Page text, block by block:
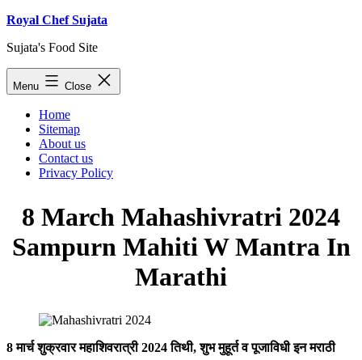
Skip
content
Royal Chef Sujata
Sujata's Food Site
Menu Close
Home
Sitemap
About us
Contact us
Privacy Policy
8 March Mahashivratri 2024
Sampurn Mahiti W Mantra In
Marathi
8 मार्च शुक्रवार महाशिवरात्री 2024 तिथी, शुभ मुहूर्त व पूजाविधी इन मराठी